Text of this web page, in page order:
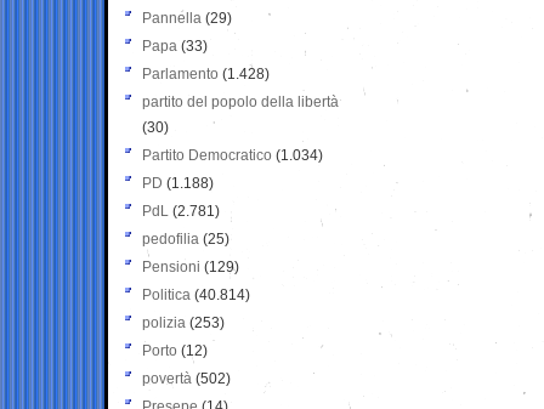
Pannella (29)
Papa (33)
Parlamento (1.428)
partito del popolo della libertà
(30)
Partito Democratico (1.034)
PD (1.188)
PdL (2.781)
pedofilia (25)
Pensioni (129)
Politica (40.814)
polizia (253)
Porto (12)
povertà (502)